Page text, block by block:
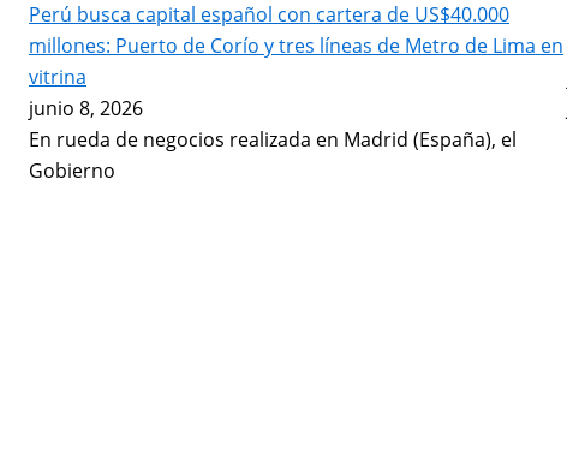
Perú busca capital español con cartera de US$40.000
millones: Puerto de Corío y tres líneas de Metro de Lima en
vitrina
junio 8, 2026
En rueda de negocios realizada en Madrid (España), el
Gobierno